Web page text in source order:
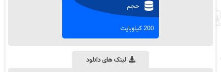
حجم
200 کیلوبایت
لینک های دانلود